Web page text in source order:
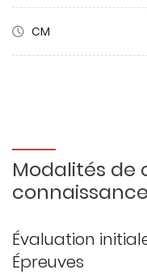
CM
Modalités de
Évaluation
Épreuves